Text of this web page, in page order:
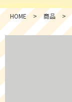
HOME > 商品 >